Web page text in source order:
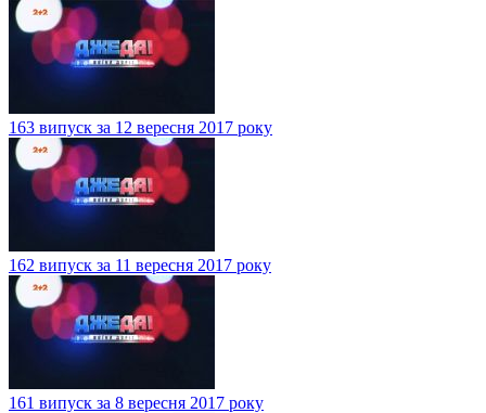
163 випуск за 12 вересня 2017 року
162 випуск за 11 вересня 2017 року
161 випуск за 8 вересня 2017 року